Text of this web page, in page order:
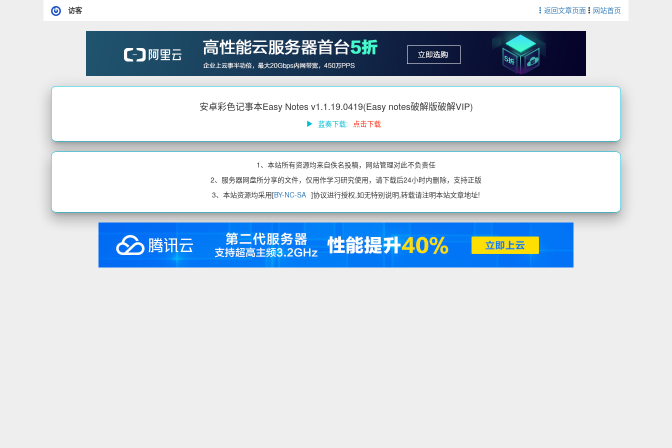
访客 返回文章页面 网站首页
安卓彩色记事本Easy Notes v1.1.19.0419(Easy notes破解版破解VIP)
蓝奏下载: 点击下载
1、本站所有资源均来自佚名投稿，网站管理对此不负责任
2、服务器网盘所分享的文件，仅用作学习研究使用，请下载后24小时内删除，支持正版
3、本站资源均采用[BY-NC-SA ]协议进行授权,如无特别说明,转载请注明本站文章地址!